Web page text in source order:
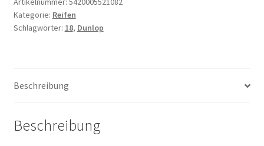
Kategorie: Reifen
Schlagwörter: 18, Dunlop
Beschreibung
Beschreibung